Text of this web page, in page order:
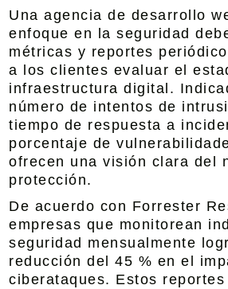
Una agencia de desarrollo
enfoque en la seguridad
métricas y reportes
a los clientes evaluar el
infraestructura digital.
número de intentos de
tiempo de respuesta a
porcentaje de
ofrecen una visión clara del
protección.
De acuerdo con Forrester
empresas que monitorean
seguridad mensualmente
reducción del 45 % en el
ciberataques. Estos